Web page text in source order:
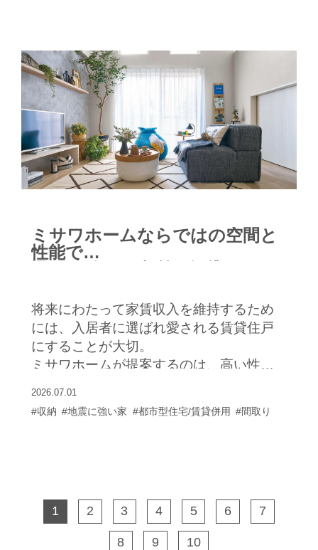
ミサワホームならではの空間と
性能で
将来にわたって家賃収入を維持するため
には、入居者に選ばれ愛される賃貸住戸
にすることが大切。
ミサワホームが提案するのは、高い性能
2026.07.01
#収納 #地震に強い家 #都市型住宅/賃貸併用 #間取り
1 2 3 4 5 6 7
8 9 10